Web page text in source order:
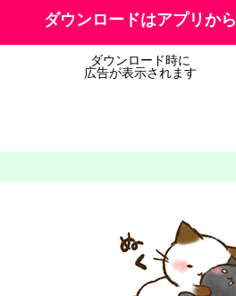
ダウンロードはアプリから
ダウンロード時に
広告が表示されます